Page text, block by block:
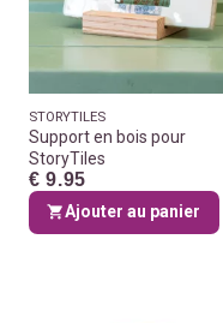
STORYTILES
Support en bois pour
StoryTiles
€ 9.95
Ajouter au panier